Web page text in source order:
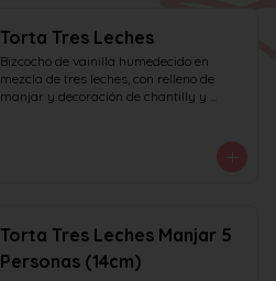
Torta Tres Leches
Bizcocho de vainilla humedecido en
mezcla de tres leches, con relleno de
manjar y decoración de chantilly y
Torta Tres Leches Manjar 5
Personas (14cm)